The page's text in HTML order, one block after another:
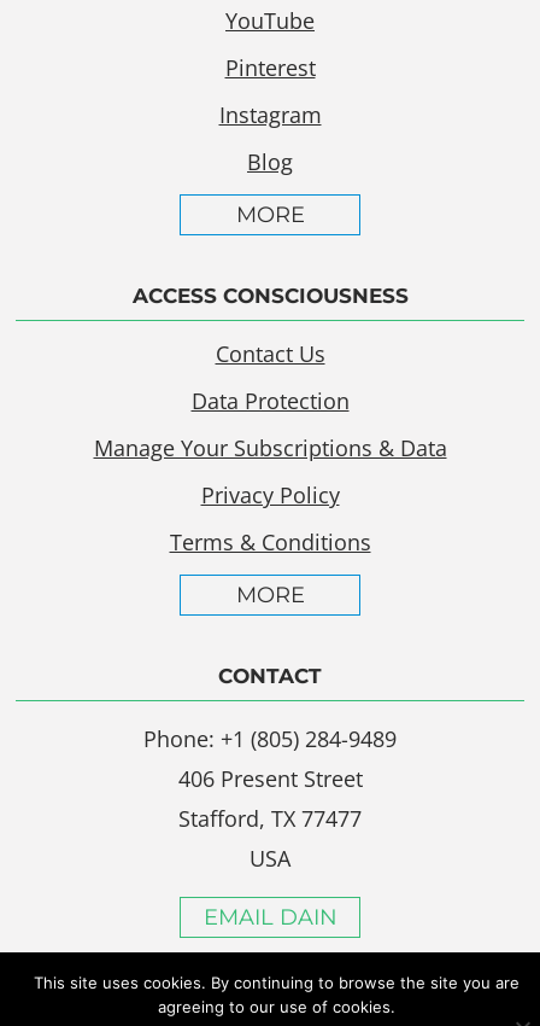
YouTube
Pinterest
Instagram
Blog
MORE
ACCESS CONSCIOUSNESS
Contact Us
Data Protection
Manage Your Subscriptions & Data
Privacy Policy
Terms & Conditions
MORE
CONTACT
Phone: +1 (805) 284-9489
406 Present Street
Stafford, TX 77477
USA
EMAIL DAIN
This site uses cookies. By continuing to browse the site you are
agreeing to our use of cookies.